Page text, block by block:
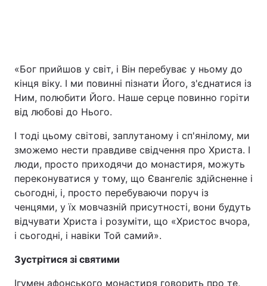
«Бог прийшов у світ, і Він перебуває у ньому до
кінця віку. І ми повинні пізнати Його, з'єднатися із
Ним, полюбити Його. Наше серце повинно горіти
від любові до Нього.
І тоді цьому світові, заплутаному і сп'янілому, ми
зможемо нести правдиве свідчення про Христа. І
люди, просто приходячи до монастиря, можуть
переконуватися у тому, що Євангеліє здійсненне і
сьогодні, і, просто перебуваючи поруч із
ченцями, у їх мовчазній присутності, вони будуть
відчувати Христа і розуміти, що «Христос вчора,
і сьогодні, і навіки Той самий».
Зустрітися зі святими
Ігумен афонського монастиря говорить про те,